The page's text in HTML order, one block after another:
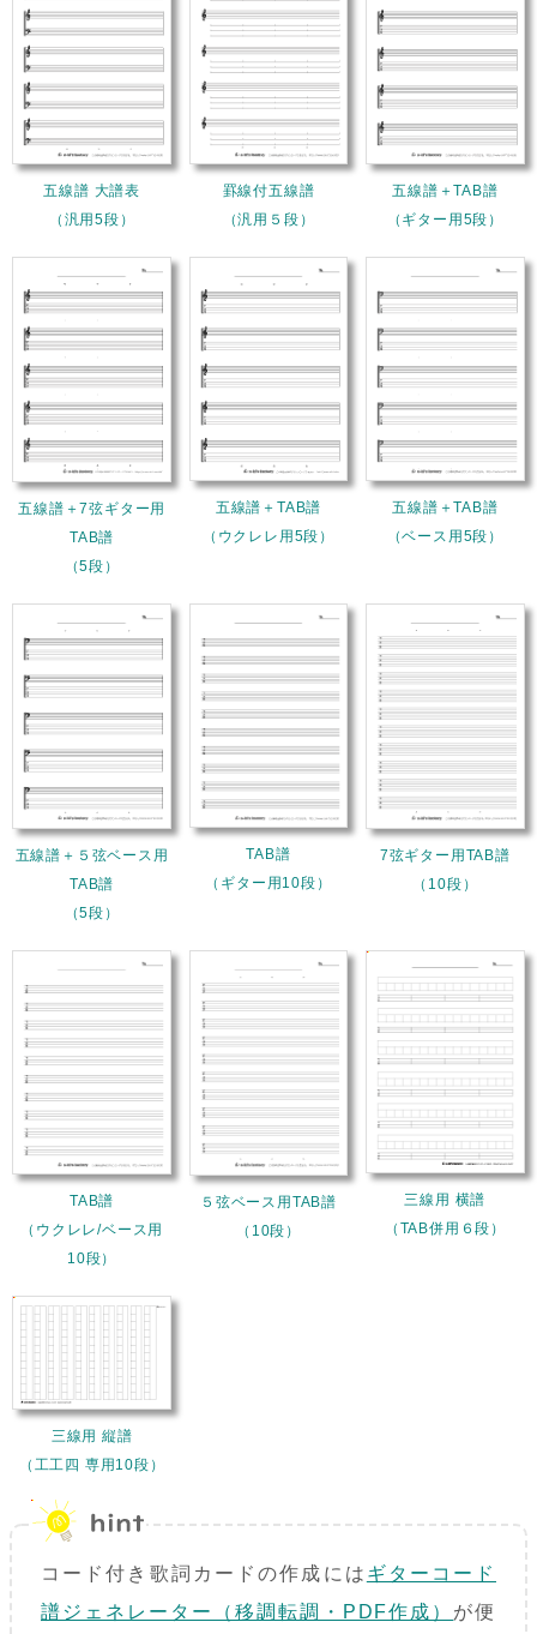
五線譜 大譜表
（汎用5段）
罫線付五線譜
（汎用５段）
五線譜＋TAB譜
（ギター用5段）
五線譜＋7弦ギター用
TAB譜
（5段）
五線譜＋TAB譜
（ウクレレ用5段）
五線譜＋TAB譜
（ベース用5段）
五線譜＋５弦ベース用
TAB譜
（5段）
TAB譜
（ギター用10段）
7弦ギター用TAB譜
（10段）
TAB譜
（ウクレレ/ベース用
10段）
５弦ベース用TAB譜
（10段）
三線用 横譜
（TAB併用６段）
三線用 縦譜
（工工四 専用10段）
コード付き歌詞カードの作成には ギターコード
譜ジェネレーター（移調転調・PDF作成） が便